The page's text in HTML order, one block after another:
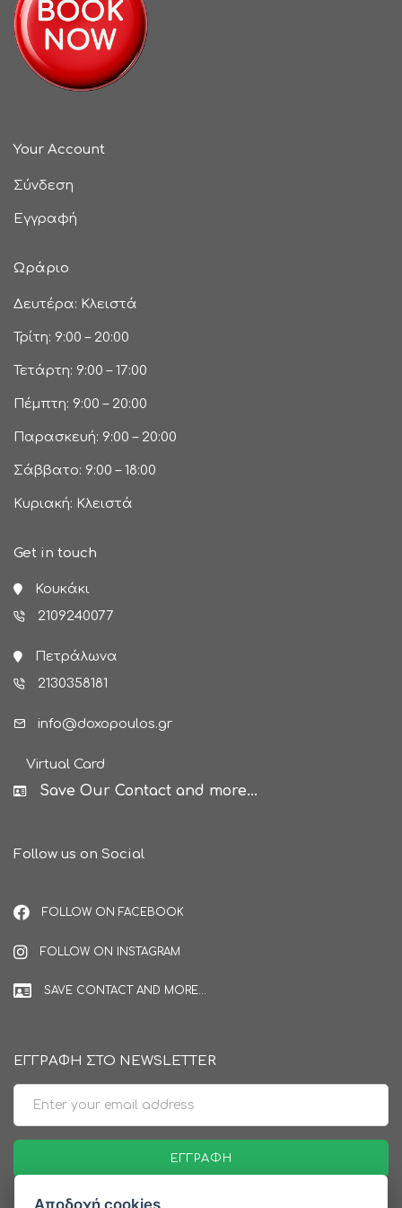
Your Account
Σύνδεση
Εγγραφή
Ωράριο
Δευτέρα: Κλειστά
Τρίτη: 9:00 – 20:00
Τετάρτη: 9:00 – 17:00
Πέμπτη: 9:00 – 20:00
Παρασκευή: 9:00 – 20:00
Σάββατο: 9:00 – 18:00
Κυριακή: Κλειστά
Get in touch
Κουκάκι
2109240077
Πετράλωνα
2130358181
info@doxopoulos.gr
Virtual Card
Save Our Contact and more...
Follow us on Social
FOLLOW ON FACEBOOK
FOLLOW ON INSTAGRAM
SAVE CONTACT AND MORE...
ΕΓΓΡΑΦΗ ΣΤΟ NEWSLETTER
Email
ΕΓΓΡΑΦΉ
Αποδοχή cookies